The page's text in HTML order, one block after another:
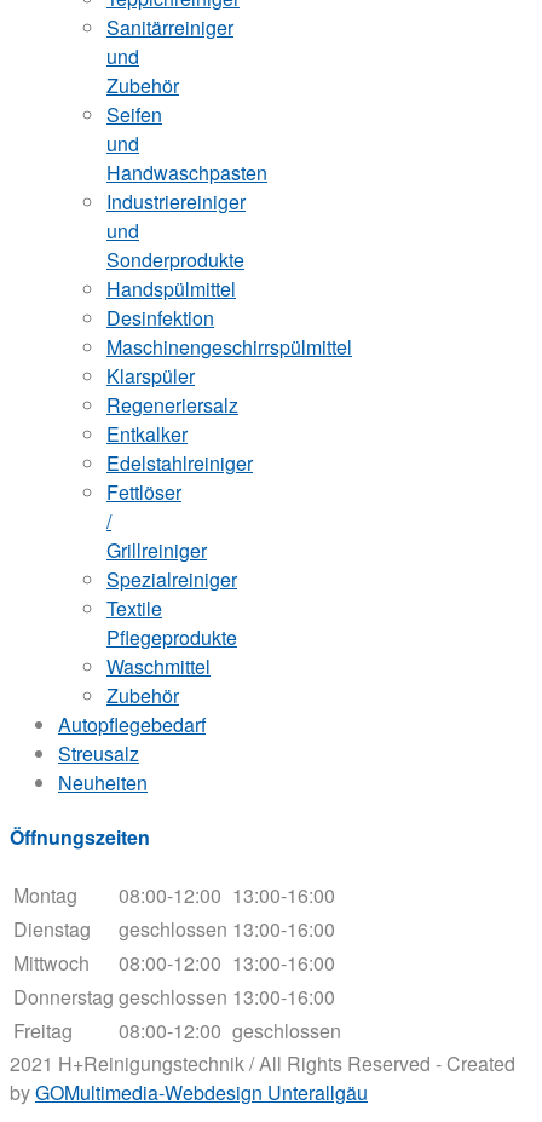
Sanitärreiniger
und
Zubehör
Seifen
und
Handwaschpasten
Industriereiniger
und
Sonderprodukte
Handspülmittel
Desinfektion
Maschinengeschirrspülmittel
Klarspüler
Regeneriersalz
Entkalker
Edelstahlreiniger
Fettlöser
/
Grillreiniger
Spezialreiniger
Textile
Pflegeprodukte
Waschmittel
Zubehör
Autopflegebedarf
Streusalz
Neuheiten
Öffnungszeiten
Montag 08:00-12:00 13:00-16:00
Dienstag
geschlossen 13:00-16:00
Mittwoch
08:00-12:00 13:00-16:00
Donnerstag geschlossen 13:00-16:00
Freitag
08:00-12:00 geschlossen
2021 H+Reinigungstechnik / All Rights Reserved - Created
byGOMultimedia-Webdesign Unterallgäu